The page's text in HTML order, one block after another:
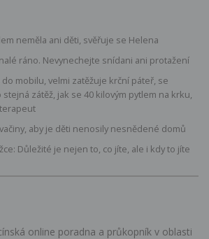
neměla ani děti, svěřuje se Helena
ráno. Nevynechejte snídani ani protažení
mobilu, velmi zatěžuje krční páteř, se
zátěž, jak se 40 kilovým pytlem na krku,
aby je děti nenosily nesnědené domů
Důležité je nejen to, co jíte, ale i kdy to jíte
online poradna a průkopník v oblasti